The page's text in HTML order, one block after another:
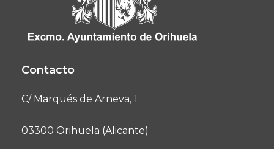
Contacto
C/ Marqués de Arneva, 1
03300 Orihuela (Alicante)